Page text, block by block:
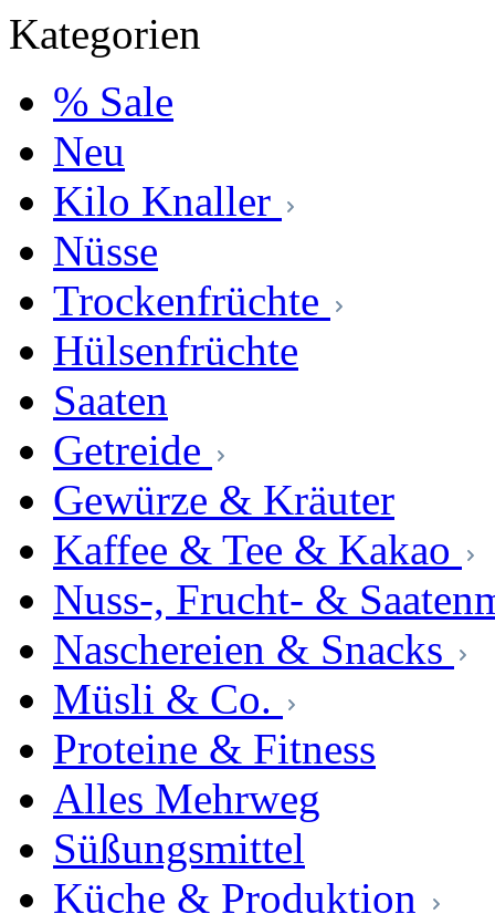
Kategorien
% Sale
Neu
Kilo Knaller
Nüsse
Trockenfrüchte
Hülsenfrüchte
Saaten
Getreide
Gewürze & Kräuter
Kaffee & Tee & Kakao
Nuss-, Frucht- &
Naschereien & Snacks
Müsli & Co.
Proteine & Fitness
Alles Mehrweg
Süßungsmittel
Küche & Produktion